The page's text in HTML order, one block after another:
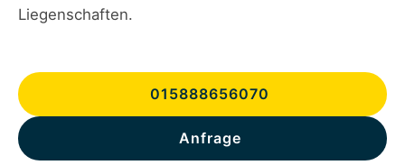
Liegenschaften.
015888656070
Anfrage